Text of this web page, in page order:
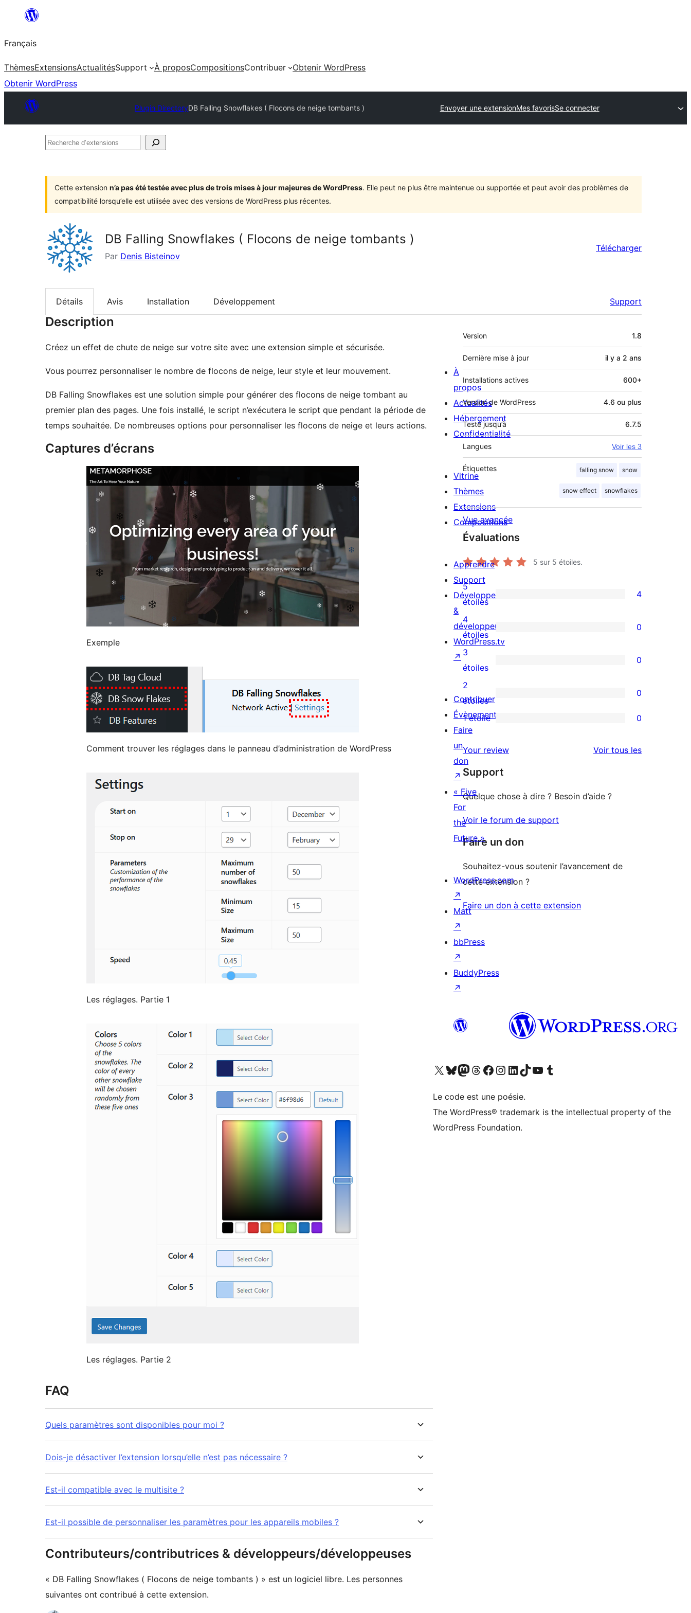
contenu
Français
ThèmesExtensionsActualitésSupport À proposCompositionsContribuer
Obtenir WordPress
Obtenir WordPress
Plugin DirectoryDB Falling Snowflakes ( Flocons de neige tombants ) Envoyer une extensionMes favorisSe connecter
Recherche
Cette extension n’a pas été testée avec plus de trois mises à jour majeures de WordPress. Elle peut ne plus être maintenue ou supportée et peut avoir des problèmes de
compatibilité lorsqu’elle est utilisée avec des versions de WordPress plus récentes.
DB Falling Snowflakes ( Flocons de neige tombants )
Par Denis Bisteinov
Télécharger
Détails Avis Installation Développement Support
Description
Créez un effet de chute de neige sur votre site avec une extension simple et sécurisée.
Vous pourrez personnaliser le nombre de flocons de neige, leur style et leur mouvement.
DB Falling Snowflakes est une solution simple pour générer des flocons de neige tombant au
premier plan des pages. Une fois installé, le script n’exécutera le script que pendant la période de
temps souhaitée. De nombreuses options pour personnaliser les flocons de neige et leurs actions.
Captures d’écrans
Exemple
Comment trouver les réglages dans le panneau d’administration de WordPress
Les réglages. Partie 1
Les réglages. Partie 2
FAQ
Quels paramètres sont disponibles pour moi ?
Dois-je désactiver l’extension lorsqu’elle n’est pas nécessaire ?
Est-il compatible avec le multisite ?
Est-il possible de personnaliser les paramètres pour les appareils mobiles ?
Contributeurs/contributrices & développeurs/développeuses
« DB Falling Snowflakes ( Flocons de neige tombants ) » est un logiciel libre. Les personnes
suivantes ont contribué à cette extension.
Méta
Version 1.8
Dernière mise à jour il y a 2 ans
Installations actives 600+
Version de WordPress 4.6 ou plus
Testé jusqu’à 6.7.5
Langues Voir les 3
Étiquettes falling snow snow
snow effect snowflakes
Vue avancée
Évaluations
5 sur 5 étoiles.
4
avis
à
5
étoiles
5
étoiles
4
0
avis
à
4
étoile
4
étoiles
0
0
avis
à
3
étoile
3
étoiles
0
0
avis
à
2
étoile
2
étoiles
0
0
à
1
étoile
1 étoile 0
Your review Voir tous lesavis
Support
Quelque chose à dire ? Besoin d’aide ?
Voir le forum de support
Faire un don
Souhaitez-vous soutenir l’avancement de
cette extension ?
Faire un don à cette extension
À
propos
Actualités
Hébergement
Confidentialité
Vitrine
Thèmes
Extensions
Compositions
Apprendre
Support
Développeurs
&
développeuses
WordPress.tv
↗
Contribuer
Évènements
Faire
un
don
↗
« Five
For
the
Future »
WordPress.com
↗
Matt
↗
bbPress
↗
BuddyPress
↗
Visitez notre compte X (précédemment Twitter)
Visiter notre compte Bluesky
Visiter notre compte Mastodon
Visiter notre compte Threads
Consulter notre compte Facebook
Consulter notre compte Instagram
Consulter notre compte LinkedIn
Visiter notre compte TokTok
Visiter notre chaîne YouTube
Visiter notre compte Tumblr
Le code est une poésie.
The WordPress® trademark is the intellectual property of the
WordPress Foundation.